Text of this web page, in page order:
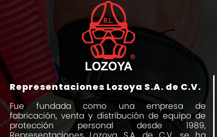
Representaciones Lozoya S.A. de C.V.
Fue fundada como una empresa de
fabricación, venta y distribución de equipo de
protección personal desde 1989,